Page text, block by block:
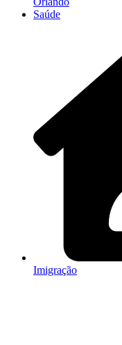
Saúde
Imigração